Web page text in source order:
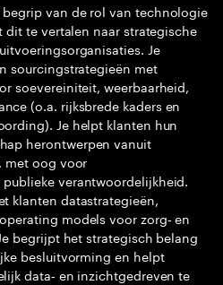
van de rol van technologie
dit te vertalen naar strategische
Je
sourcingstrategieën met
soevereiniteit, weerbaarheid,
(o.a. rijksbrede kaders en
Je helpt klanten hun
herontwerpen vanuit
met oog voor
verantwoordelijkheid.
klanten datastrategieën,
models voor zorg‑ en
begrijpt het strategisch belang
besluitvorming en helpt
data‑ en inzichtgedreven te